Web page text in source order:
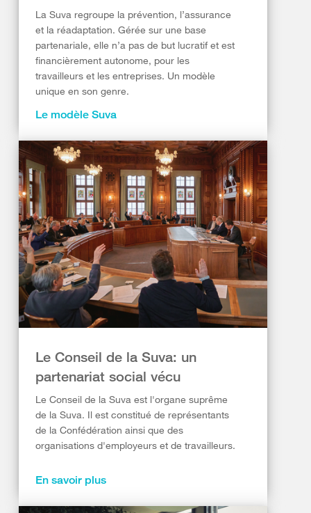
La Suva regroupe la prévention, l’assurance
et la réadaptation. Gérée sur une base
partenariale, elle n’a pas de but lucratif et est
financièrement autonome, pour les
travailleurs et les entreprises. Un modèle
unique en son genre.
Le modèle Suva
Le Conseil de la Suva: un
partenariat social vécu​
Le Conseil de la Suva est l'organe suprême
de la Suva. Il est constitué de représentants
de la Confédération ainsi que des
organisations d'employeurs et de travailleurs.
En savoir plus